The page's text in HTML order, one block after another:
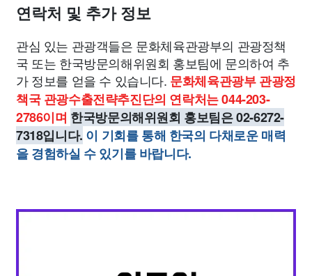
연락처 및 추가 정보
관심 있는 관광객들은 문화체육관광부의 관광정책
국 또는 한국방문의해위원회 홍보팀에 문의하여 추
가 정보를 얻을 수 있습니다. 문화체육관광부 관광정
책국 관광수출전략추진단의 연락처는 044-203-
2786이며 한국방문의해위원회 홍보팀은 02-6272-
7318입니다. 이 기회를 통해 한국의 다채로운 매력
을 경험하실 수 있기를 바랍니다.